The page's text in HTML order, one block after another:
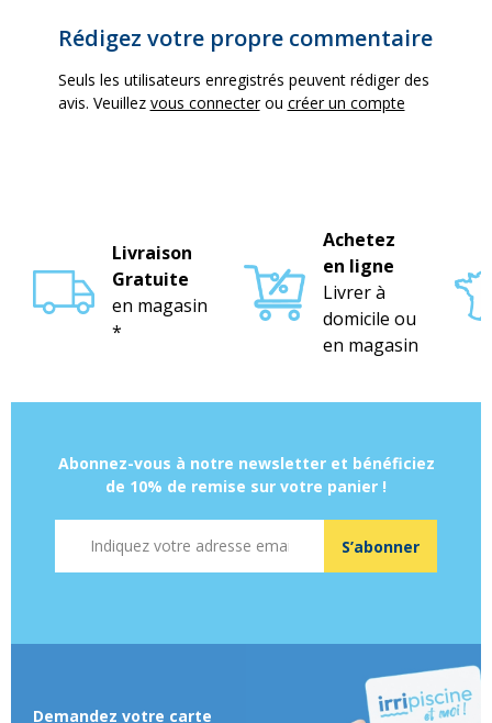
Rédigez votre propre commentaire
Seuls les utilisateurs enregistrés peuvent rédiger des
avis. Veuillez vous connecterou créer un compte
Livraison
Gratuite
en magasin
*
Achetez
en ligne
Livrer à
domicile ou
en magasin
Abonnez-vous à notre newsletter et bénéficiez
de 10% de remise sur votre panier !
S’abonner
Demandez votre carte